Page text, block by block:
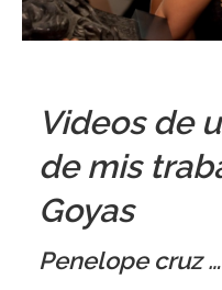
Videos de
de mis
Goyas
Penelope cruz …